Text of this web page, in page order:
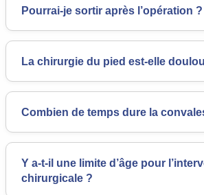
Pourrai-je sortir après l’opération ?
La chirurgie du pied est-elle
Combien de temps dure la
Y a-t-il une limite d’âge pour
chirurgicale ?